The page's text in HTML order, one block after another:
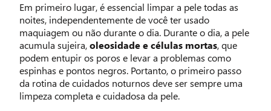
Em primeiro lugar, é essencial limpar a pele todas as
noites, independentemente de você ter usado
maquiagem ou não durante o dia. Durante o dia, a pele
acumula sujeira,oleosidade e células mortas, que
podem entupir os poros e levar a problemas como
espinhas e pontos negros. Portanto, o primeiro passo
da rotina de cuidados noturnos deve ser sempre uma
limpeza completa e cuidadosa da pele.